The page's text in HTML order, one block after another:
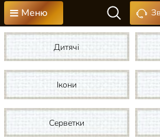
Меню
Дитячі
Ікони
Серветки